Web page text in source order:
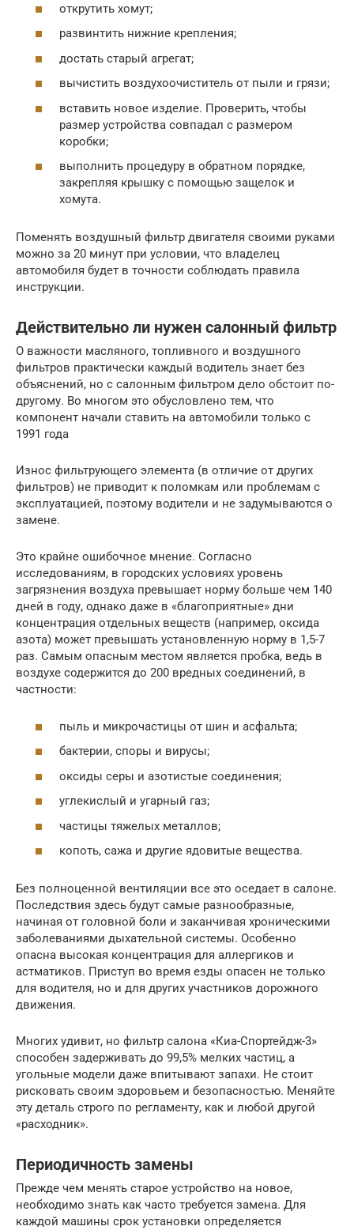
открутить хомут;
развинтить нижние крепления;
достать старый агрегат;
вычистить воздухоочиститель от пыли и грязи;
вставить новое изделие. Проверить, чтобы
размер устройства совпадал с размером
коробки;
выполнить процедуру в обратном порядке,
закрепляя крышку с помощью защелок и
хомута.
Поменять воздушный фильтр двигателя своими руками
можно за 20 минут при условии, что владелец
автомобиля будет в точности соблюдать правила
инструкции.
Действительно ли нужен салонный фильтр
О важности масляного, топливного и воздушного
фильтров практически каждый водитель знает без
объяснений, но с салонным фильтром дело обстоит по-
другому. Во многом это обусловлено тем, что
компонент начали ставить на автомобили только с
1991 года
Износ фильтрующего элемента (в отличие от других
фильтров) не приводит к поломкам или проблемам с
эксплуатацией, поэтому водители и не задумываются о
замене.
Это крайне ошибочное мнение. Согласно
исследованиям, в городских условиях уровень
загрязнения воздуха превышает норму больше чем 140
дней в году, однако даже в «благоприятные» дни
концентрация отдельных веществ (например, оксида
азота) может превышать установленную норму в 1,5-7
раз. Самым опасным местом является пробка, ведь в
воздухе содержится до 200 вредных соединений, в
частности:
пыль и микрочастицы от шин и асфальта;
бактерии, споры и вирусы;
оксиды серы и азотистые соединения;
углекислый и угарный газ;
частицы тяжелых металлов;
копоть, сажа и другие ядовитые вещества.
Без полноценной вентиляции все это оседает в салоне.
Последствия здесь будут самые разнообразные,
начиная от головной боли и заканчивая хроническими
заболеваниями дыхательной системы. Особенно
опасна высокая концентрация для аллергиков и
астматиков. Приступ во время езды опасен не только
для водителя, но и для других участников дорожного
движения.
Многих удивит, но фильтр салона «Киа-Спортейдж-3»
способен задерживать до 99,5% мелких частиц, а
угольные модели даже впитывают запахи. Не стоит
рисковать своим здоровьем и безопасностью. Меняйте
эту деталь строго по регламенту, как и любой другой
«расходник».
Периодичность замены
Прежде чем менять старое устройство на новое,
необходимо знать как часто требуется замена. Для
каждой машины срок установки определяется